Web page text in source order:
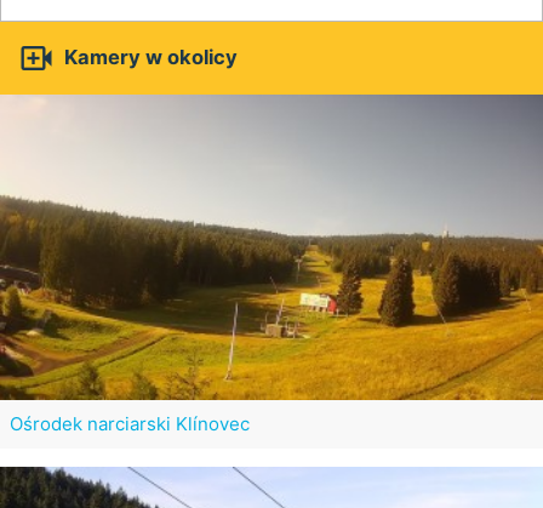
 Kamery w okolicy
Ośrodek narciarski Klínovec